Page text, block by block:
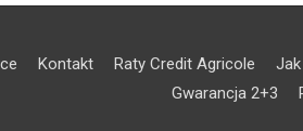
Kontakt Raty Credit Agricole
Gwarancja 2+3